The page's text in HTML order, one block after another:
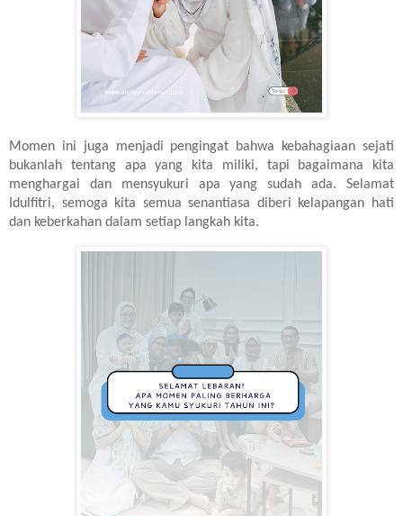
Momen ini juga menjadi pengingat bahwa kebahagiaan sejati
bukanlah tentang apa yang kita miliki, tapi bagaimana kita
menghargai dan mensyukuri apa yang sudah ada. Selamat
Idulfitri, semoga kita semua senantiasa diberi kelapangan hati
dan keberkahan dalam setiap langkah kita.